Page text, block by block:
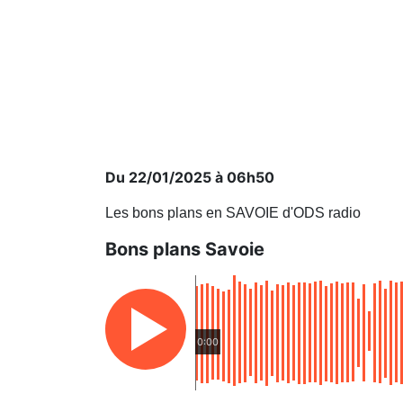
Du 22/01/2025 à 06h50
Les bons plans en SAVOIE d'ODS radio
Bons plans Savoie
0:00